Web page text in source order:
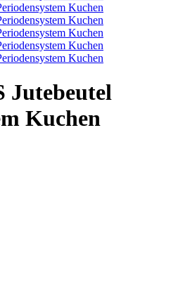
Jutebeutel
Kuchen